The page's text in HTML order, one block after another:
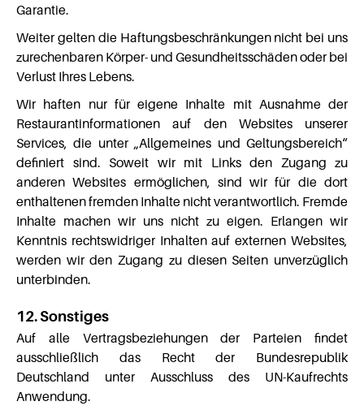
Garantie.
Weiter gelten die Haftungsbeschränkungen nicht bei uns
zurechenbaren Körper- und Gesundheitsschäden oder bei
Verlust Ihres Lebens.
Wir haften nur für eigene Inhalte mit Ausnahme der
Restaurantinformationen auf den Websites unserer
Services, die unter „Allgemeines und Geltungsbereich“
definiert sind. Soweit wir mit Links den Zugang zu
anderen Websites ermöglichen, sind wir für die dort
enthaltenen fremden Inhalte nicht verantwortlich. Fremde
Inhalte machen wir uns nicht zu eigen. Erlangen wir
Kenntnis rechtswidriger Inhalten auf externen Websites,
werden wir den Zugang zu diesen Seiten unverzüglich
unterbinden.
12. Sonstiges
Auf alle Vertragsbeziehungen der Parteien findet
ausschließlich das Recht der Bundesrepublik
Deutschland unter Ausschluss des UN-Kaufrechts
Anwendung.